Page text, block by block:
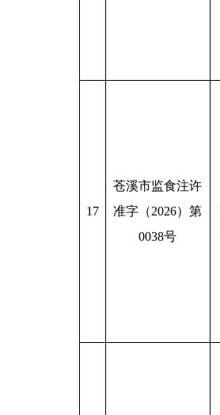
17
苍溪市监食注许
准字（2026）第
0038号